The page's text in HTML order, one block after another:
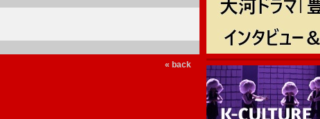
« back